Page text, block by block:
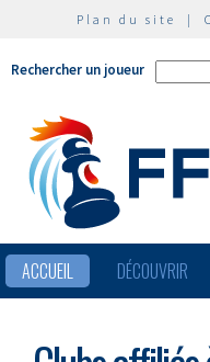
Plan du site |
Rechercher un joueur
ACCUEIL DÉCOUVRIR